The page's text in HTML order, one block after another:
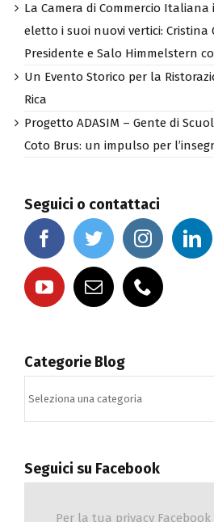
l’ingresso a chi ha il passaporto
La Camera di Commercio Italiana
eletto i suoi nuovi vertici: Cristina
Presidente e Salo Himmelstern
Un Evento Storico per la
Rica
Progetto ADASIM – Gente di
Seguici o contattaci